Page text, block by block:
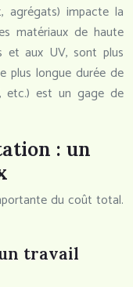
agrégats) impacte la
matériaux de haute
et aux UV, sont plus
plus longue durée de
etc.) est un gage de
: un
du coût total.
travail